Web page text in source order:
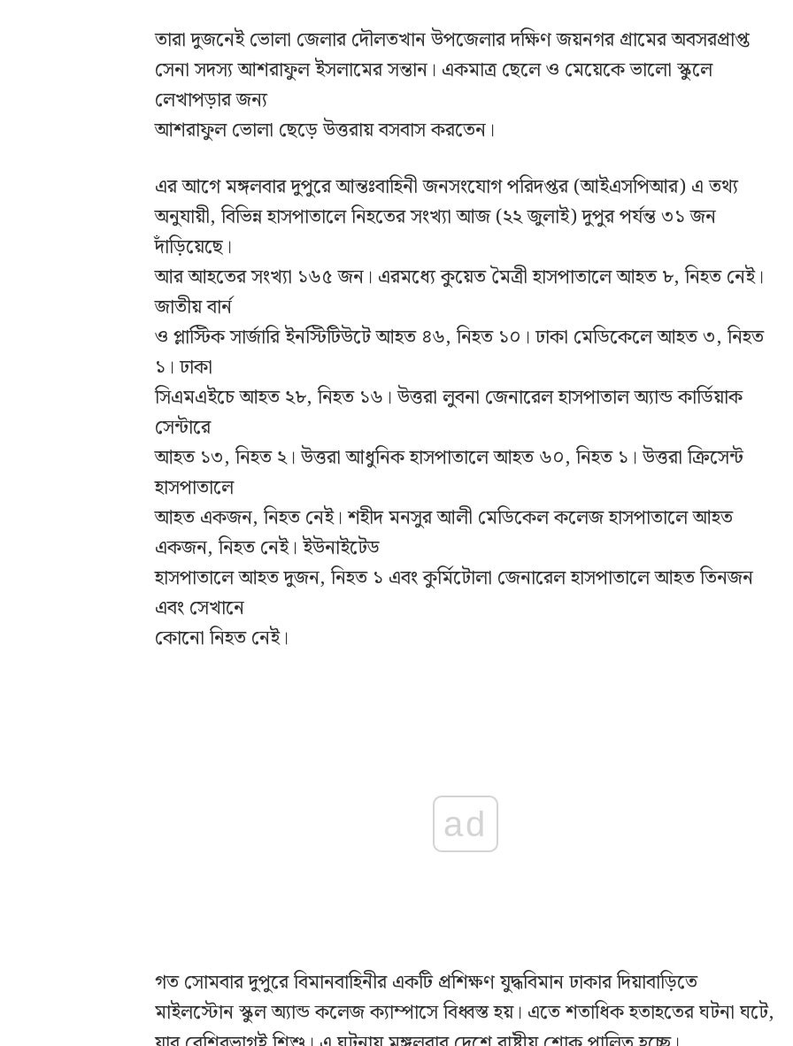
তারা দুজনেই ভোলা জেলার দৌলতখান উপজেলার দক্ষিণ জয়নগর গ্রামের অবসরপ্রাপ্ত
সেনা সদস্য আশরাফুল ইসলামের সন্তান। একমাত্র ছেলে ও মেয়েকে ভালো স্কুলে
লেখাপড়ার জন্য
আশরাফুল ভোলা ছেড়ে উত্তরায় বসবাস করতেন।
এর আগে মঙ্গলবার দুপুরে আন্তঃবাহিনী জনসংযোগ পরিদপ্তর (আইএসপিআর) এ তথ্য
অনুযায়ী, বিভিন্ন হাসপাতালে নিহতের সংখ্যা আজ (২২ জুলাই) দুপুর পর্যন্ত ৩১ জন
দাঁড়িয়েছে।
আর আহতের সংখ্যা ১৬৫ জন। এরমধ্যে কুয়েত মৈত্রী হাসপাতালে আহত ৮, নিহত নেই।
জাতীয় বার্ন
ও প্লাস্টিক সার্জারি ইনস্টিটিউটে আহত ৪৬, নিহত ১০। ঢাকা মেডিকেলে আহত ৩, নিহত
১। ঢাকা
সিএমএইচে আহত ২৮, নিহত ১৬। উত্তরা লুবনা জেনারেল হাসপাতাল অ্যান্ড কার্ডিয়াক
সেন্টারে
আহত ১৩, নিহত ২। উত্তরা আধুনিক হাসপাতালে আহত ৬০, নিহত ১। উত্তরা ক্রিসেন্ট
হাসপাতালে
আহত একজন, নিহত নেই। শহীদ মনসুর আলী মেডিকেল কলেজ হাসপাতালে আহত
একজন, নিহত নেই। ইউনাইটেড
হাসপাতালে আহত দুজন, নিহত ১ এবং কুর্মিটোলা জেনারেল হাসপাতালে আহত তিনজন
এবং সেখানে
কোনো নিহত নেই।
ad
গত সোমবার দুপুরে বিমানবাহিনীর একটি প্রশিক্ষণ যুদ্ধবিমান ঢাকার দিয়াবাড়িতে
মাইলস্টোন স্কুল অ্যান্ড কলেজ ক্যাম্পাসে বিধ্বস্ত হয়। এতে শতাধিক হতাহতের ঘটনা ঘটে,